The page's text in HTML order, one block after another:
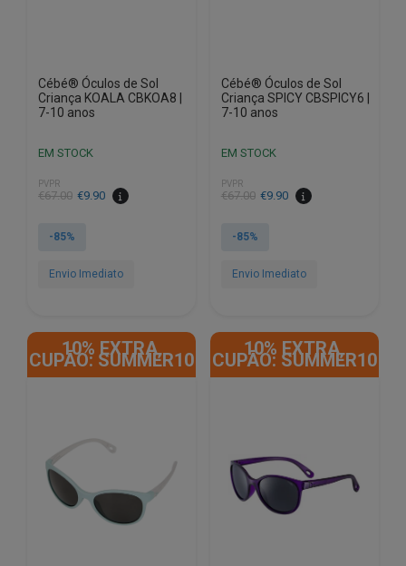
Cébé® Óculos de Sol
Criança KOALA CBKOA8 |
7-10 anos
EM STOCK
PVPR
€67.00
O
original
€67.00.
€9.90
O
atual
€9.90.
-85%
Envio Imediato
Cébé® Óculos de Sol
Criança SPICY CBSPICY6 |
7-10 anos
EM STOCK
PVPR
€67.00
O
original
€67.00.
€9.90
O
atual
€9.90.
-85%
Envio Imediato
10% EXTRA,
CUPÃO: SUMMER10
10% EXTRA,
CUPÃO: SUMMER10